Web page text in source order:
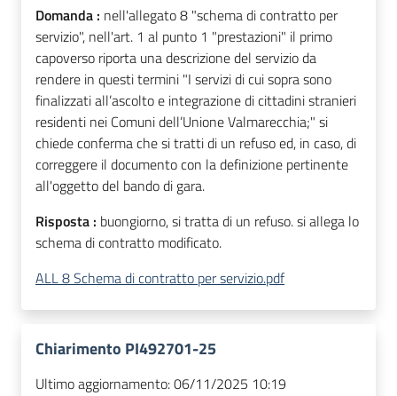
Domanda : nell'allegato 8 "schema di contratto per
servizio", nell'art. 1 al punto 1 "prestazioni" il primo
capoverso riporta una descrizione del servizio da
rendere in questi termini "I servizi di cui sopra sono
finalizzati all’ascolto e integrazione di cittadini stranieri
residenti nei Comuni dell’Unione Valmarecchia;" si
chiede conferma che si tratti di un refuso ed, in caso, di
correggere il documento con la definizione pertinente
all'oggetto del bando di gara.
Risposta : buongiorno, si tratta di un refuso. si allega lo
schema di contratto modificato.
ALL 8 Schema di contratto per servizio.pdf
Chiarimento PI492701-25
Ultimo aggiornamento:06/11/2025 10:19